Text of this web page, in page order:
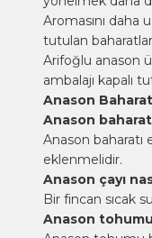
Aromasını daha
tutulan
Arifoğlu anason
ambalajı kapalı
Anason
Anason
Anason baharatı
eklenmelidir.
Anason çayı
Bir fincan sıcak
Anason